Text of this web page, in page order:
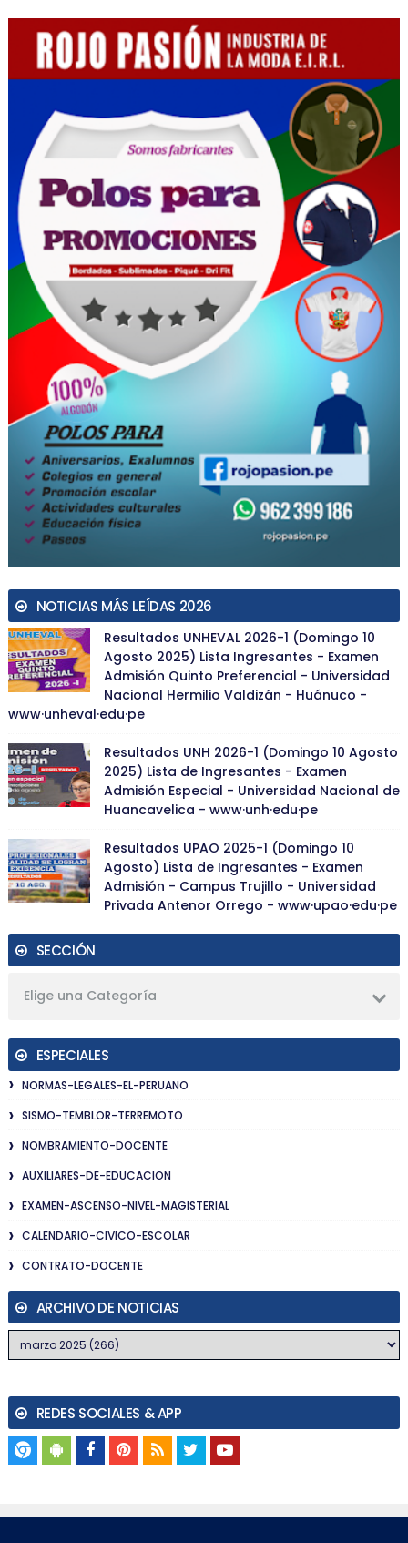
NOTICIAS MÁS LEÍDAS 2026
Resultados UNHEVAL 2026-1 (Domingo 10
Agosto 2025) Lista Ingresantes - Examen
Admisión Quinto Preferencial - Universidad
Nacional Hermilio Valdizán - Huánuco -
www·unheval·edu·pe
Resultados UNH 2026-1 (Domingo 10 Agosto
2025) Lista de Ingresantes - Examen
Admisión Especial - Universidad Nacional de
Huancavelica - www·unh·edu·pe
Resultados UPAO 2025-1 (Domingo 10
Agosto) Lista de Ingresantes - Examen
Admisión - Campus Trujillo - Universidad
Privada Antenor Orrego - www·upao·edu·pe
SECCIÓN
Elige una Categoría
ESPECIALES
NORMAS-LEGALES-EL-PERUANO
SISMO-TEMBLOR-TERREMOTO
NOMBRAMIENTO-DOCENTE
AUXILIARES-DE-EDUCACION
EXAMEN-ASCENSO-NIVEL-MAGISTERIAL
CALENDARIO-CIVICO-ESCOLAR
CONTRATO-DOCENTE
ARCHIVO DE NOTICIAS
REDES SOCIALES & APP